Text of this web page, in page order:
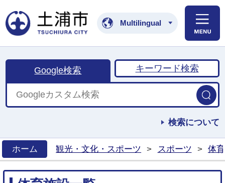
土浦市公式ホームペ
Multilingual
Google検索 キーワード検索
検索について
ホーム
観光・文化・スポーツ > スポーツ > 体